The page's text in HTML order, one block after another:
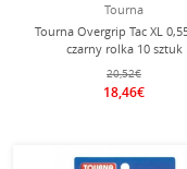
Tourna
Tourna Overgrip Tac XL
czarny rolka 10 sztuk
20,52€
18,46€